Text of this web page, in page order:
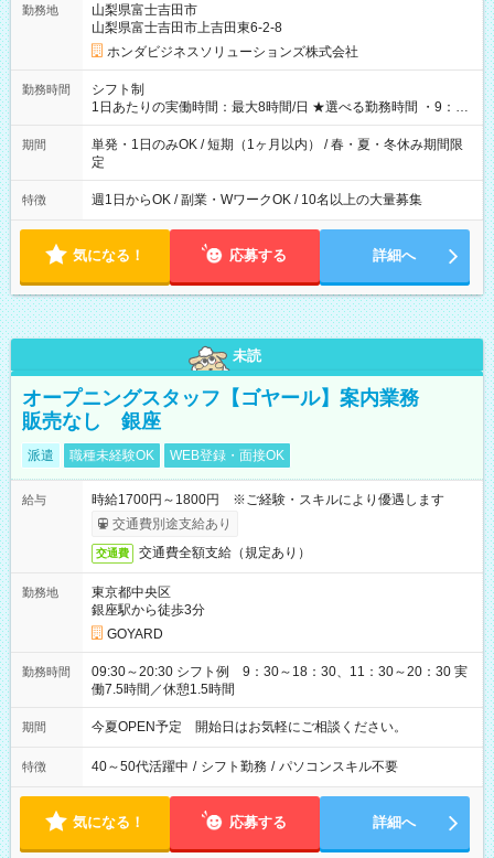
勤務地
山梨県富士吉田市
山梨県富士吉田市上吉田東6-2-8
ホンダビジネスソリューションズ株式会社
勤務時間
シフト制
1日あたりの実働時間：最大8時間/日 ★選べる勤務時間 ・9：30
～18：00の間でお好きな時間で勤務 例・平日の9時30分から14
時00分 土日のみ11時00分から17時00分etc その他、いろ
いろな勤務時間で活躍している方が多数います♪ お気軽に相談下
さい 「学校が休みの期間だけ勤務したい」「扶養内で勤務した
い」 など融通が利く職場です♪
期間
単発・1日のみOK / 短期（1ヶ月以内） / 春・夏・冬休み期間限
定
特徴 週1日からOK / 副業・WワークOK / 10名以上の大量募集
気になる！ 応募する 詳細へ
未読
オープニングスタッフ【ゴヤール】案内業務
販売なし 銀座
派遣 職種未経験OK WEB登録・面接OK
給与
時給1700円～1800円 ※ご経験・スキルにより優遇します
交通費別途支給あり
交通費 交通費全額支給（規定あり）
勤務地
東京都中央区
銀座駅から徒歩3分
GOYARD
勤務時間
09:30～20:30 シフト例 9：30～18：30、11：30～20：30 実
働7.5時間／休憩1.5時間
期間 今夏OPEN予定 開始日はお気軽にご相談ください。
特徴 40～50代活躍中 / シフト勤務 / パソコンスキル不要
気になる！ 応募する 詳細へ